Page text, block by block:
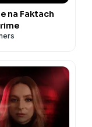
na Faktach